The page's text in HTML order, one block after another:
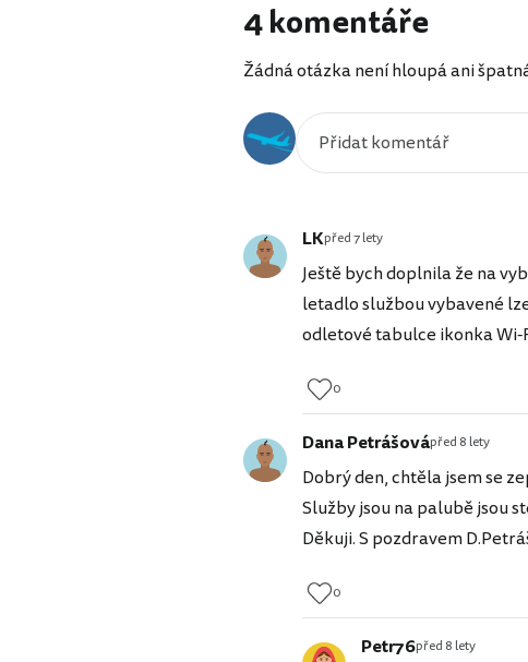
4 komentáře
Žádná otázka není hloupá ani
LKpřed 7 lety
Ještě bych doplnila že na
letadlo službou vybavené
odletové tabulce ikonka Wi-
0
Dana Petrášovápřed 8 lety
Dobrý den, chtěla jsem se
Služby jsou na palubě jsou
Děkuji. S pozdravem
0
Petr76před 8 lety